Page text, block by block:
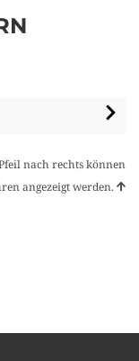
nach rechts können
angezeigt werden.